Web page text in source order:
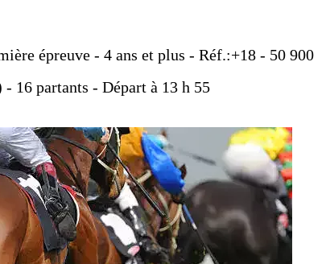
épreuve - 4 ans et plus - Réf.:+18 - 50 900
16 partants - Départ à 13 h 55